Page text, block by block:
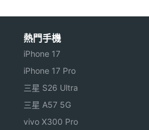
熱門手機
iPhone 17
iPhone 17 Pro
三星 S26 Ultra
三星 A57 5G
vivo X300 Pro